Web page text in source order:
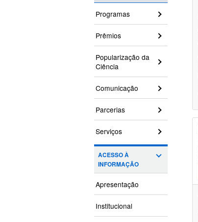
Programas
Prêmios
Popularização da
Ciência
Comunicação
Parcerias
Serviços
ACESSO À
INFORMAÇÃO
Apresentação
Institucional